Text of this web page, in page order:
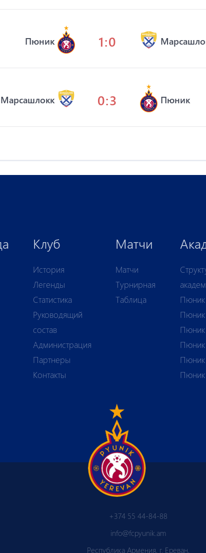
Пюник 1:0
Марсашлокк 0:3 Пюник
Клуб
История
Легенды
Статистика
Руководящий
состав
Администрация
Партнеры
Контакты
Матчи
Матчи
Турнирная
Таблица
Пюник
Пюник
Пюник
Пюник
Пюник
+374 55 44-84-88
info@fcpyunik.am
Республика Армения, г. Ереван,